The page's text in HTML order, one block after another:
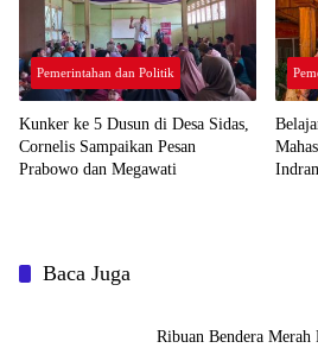
Pemerintahan dan Politik
Kunker ke 5 Dusun di Desa Sidas,
Cornelis Sampaikan Pesan
Prabowo dan Megawati
Baca Juga
Ribuan Bendera